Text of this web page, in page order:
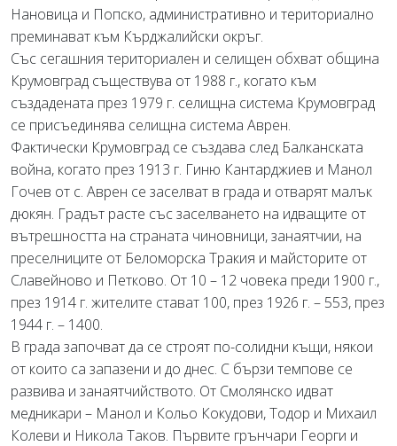
Нановица и Попско, административно и териториално
преминават към Кърджалийски окръг.
Със сегашния териториален и селищен обхват община
Крумовград съществува от 1988 г., когато към
създадената през 1979 г. селищна система Крумовград
се присъединява селищна система Аврен.
Фактически Крумовград се създава след Балканската
война, когато през 1913 г. Гиню Кантарджиев и Манол
Гочев от с. Аврен се заселват в града и отварят малък
дюкян. Градът расте със заселването на идващите от
вътрешността на страната чиновници, занаятчии, на
преселниците от Беломорска Тракия и майсторите от
Славейново и Петково. От 10 – 12 човека преди 1900 г.,
през 1914 г. жителите стават 100, през 1926 г. – 553, през
1944 г. – 1400.
В града започват да се строят по-солидни къщи, някои
от които са запазени и до днес. С бързи темпове се
развива и занаятчийството. От Смолянско идват
медникари – Манол и Кольо Кокудови, Тодор и Михаил
Колеви и Никола Таков. Първите грънчари Георги и